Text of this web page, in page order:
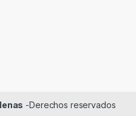
-Derechos reservados